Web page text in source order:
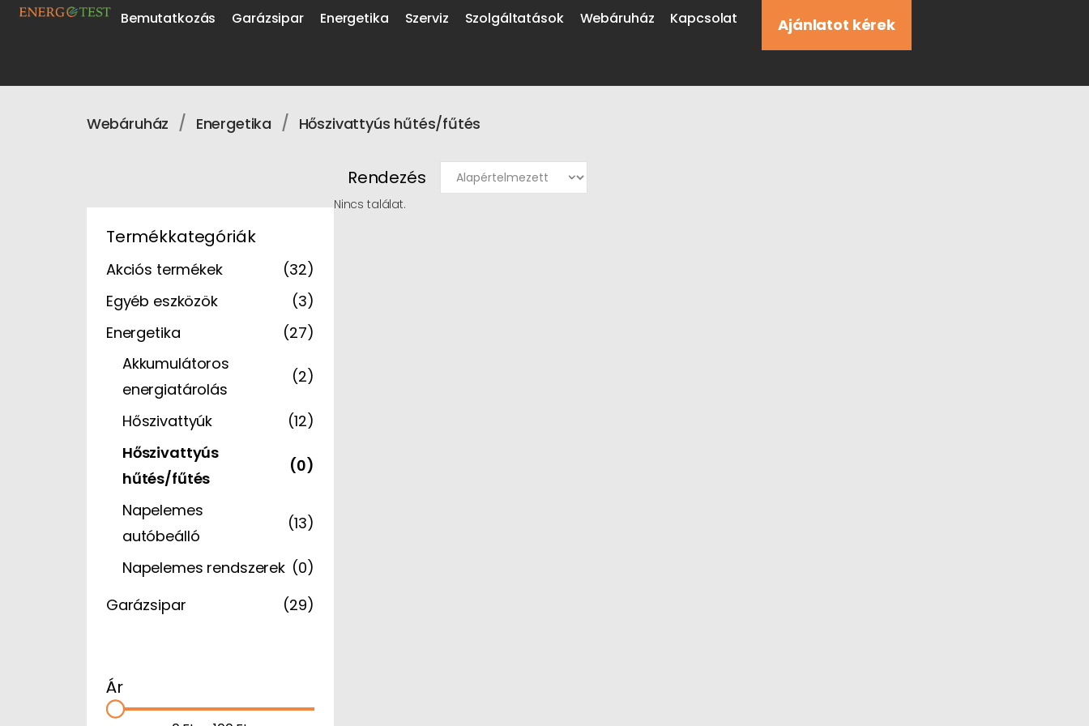
Bemutatkozás Garázsipar Energetika Szerviz Szolgáltatások Webáruház Kapcsolat Ajánlatot kérek
Webáruház / Energetika / Hőszivattyús hűtés/fűtés
Termékkategóriák
Akciós termékek
(32)
Egyéb eszközök
(3)
Energetika
(27)
Akkumulátoros
energiatárolás
(2)
Hőszivattyúk
(12)
Hőszivattyús
hűtés/fűtés
(0)
Napelemes
autóbeálló
(13)
Napelemes rendszerek (0)
Garázsipar
(29)
Ár
Rendezés
Nincs találat.